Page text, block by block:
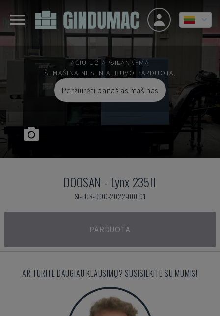
AČIŪ UŽ APSILANKYMĄ
ŠI MAŠINA NESENIAI BUVO PARDUOTA.
Peržiūrėti panašias mašinas
DOOSAN - Lynx 235II
SI-TUR-DOO-2022-00001
PARDUOTA
AR TURITE DAUGIAU KLAUSIMŲ? SUSISIEKITE SU MUMIS!